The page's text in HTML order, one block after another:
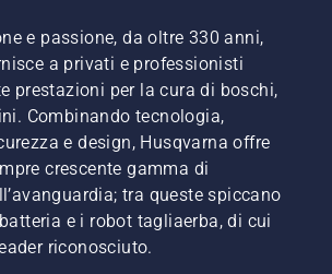
e passione, da oltre 330 anni,
a privati e professionisti
prestazioni per la cura di boschi,
Combinando tecnologia,
e design, Husqvarna offre
crescente gamma di
tra queste spiccano
e i robot tagliaerba, di cui
riconosciuto.